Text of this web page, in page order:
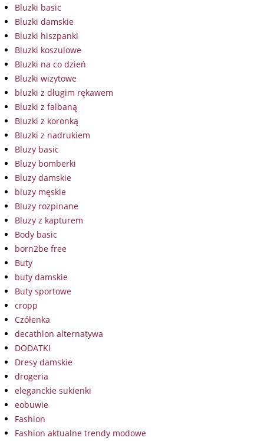
Bluzki basic
Bluzki damskie
Bluzki hiszpanki
Bluzki koszulowe
Bluzki na co dzień
Bluzki wizytowe
bluzki z długim rękawem
Bluzki z falbaną
Bluzki z koronką
Bluzki z nadrukiem
Bluzy basic
Bluzy bomberki
Bluzy damskie
bluzy męskie
Bluzy rozpinane
Bluzy z kapturem
Body basic
born2be free
Buty
buty damskie
Buty sportowe
cropp
Czółenka
decathlon alternatywa
DODATKI
Dresy damskie
drogeria
eleganckie sukienki
eobuwie
Fashion
Fashion aktualne trendy modowe